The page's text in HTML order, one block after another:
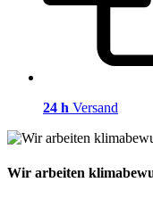
24 h Versand
Wir arbeiten